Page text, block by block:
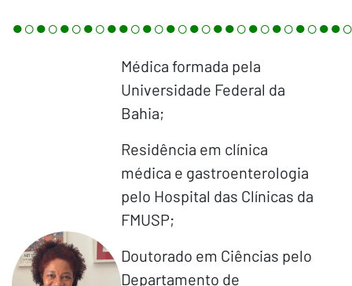
Médica formada pela
Universidade Federal da
Bahia;
Residência em clínica
médica e gastroenterologia
pelo Hospital das Clínicas da
FMUSP;
Doutorado em Ciências pelo
Departamento de